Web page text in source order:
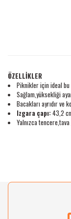
ÖZELLİKLER
Piknikler için ideal
Sağlam,yüksekliği
Bacakları ayrıdır ve
Izgara çapı:43,2
Yalnızca